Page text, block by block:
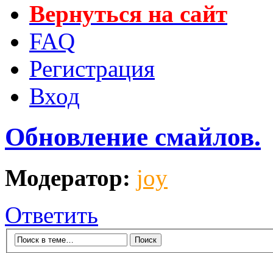
Вернуться на сайт
FAQ
Регистрация
Вход
Обновление смайлов.
Модератор: joy
Ответить